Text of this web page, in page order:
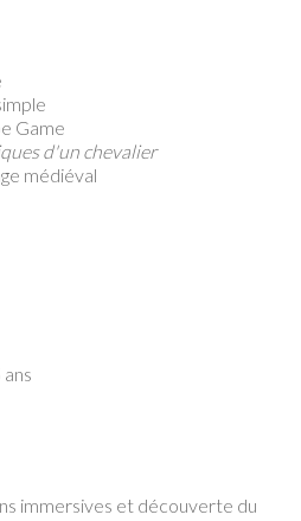
Game
d'un chevalier
médiéval
immersives et découverte du